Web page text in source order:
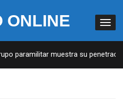
ONLINE
paramilitar muestra su penetración